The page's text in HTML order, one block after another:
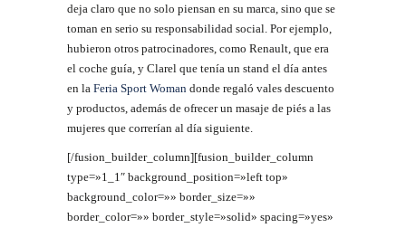
deja claro que no solo piensan en su marca, sino que se
toman en serio su responsabilidad social . Por ejemplo,
hubieron otros patrocinadores, como Renault, que era
el coche guía, y Clarel que tenía un stand el día antes
en la Feria Sport Woman donde regaló vales descuento
y productos, además de ofrecer un masaje de piés a las
mujeres que correrían al día siguiente.
[/fusion_builder_column][fusion_builder_column
type=»1_1″ background_position=»left top»
background_color=»» border_size=»»
border_color=»» border_style=»solid» spacing=»yes»